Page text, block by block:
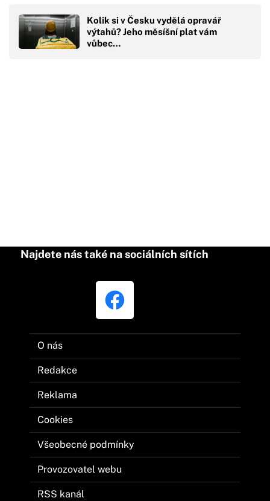
Kolik si v Česku vydělá opravář
výtahů? Jeho měsíšní plat vám
vůbec…
Najdete nás také na sociálních sítích
O nás
Redakce
Reklama
Cookies
Všeobecné podmínky
Provozovatel webu
RSS kanál